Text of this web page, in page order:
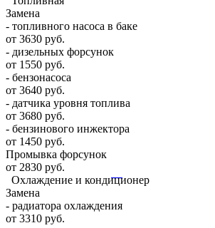
Замена
- топливного насоса в баке
от 3630 руб.
- дизельных форсунок
от 1550 руб.
- бензонасоса
от 3640 руб.
- датчика уровня топлива
от 3680 руб.
- бензинового инжектора
от 1450 руб.
Промывка форсунок
от 2830 руб.
Охлаждение и кондиционер
Замена
- радиатора охлаждения
от 3310 руб.